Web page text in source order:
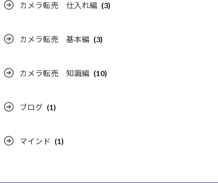
カメラ転売 仕入れ編 (3)
カメラ転売 基本編 (3)
カメラ転売 知識編 (10)
ブログ (1)
マインド (1)